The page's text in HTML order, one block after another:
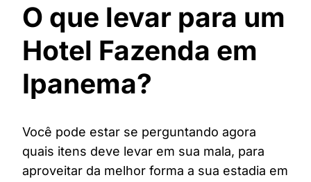
O que levar para um
Hotel Fazenda em
Ipanema?
Você pode estar se perguntando agora
quais itens deve levar em sua mala, para
aproveitar da melhor forma a sua estadia em